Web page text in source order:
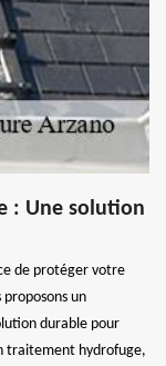
: Une solution
de protéger votre
un
durable pour
traitement hydrofuge,